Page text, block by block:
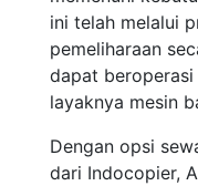
ini telah melalui
pemeliharaan
dapat
layaknya mesin
Dengan opsi
dari Indocopier,